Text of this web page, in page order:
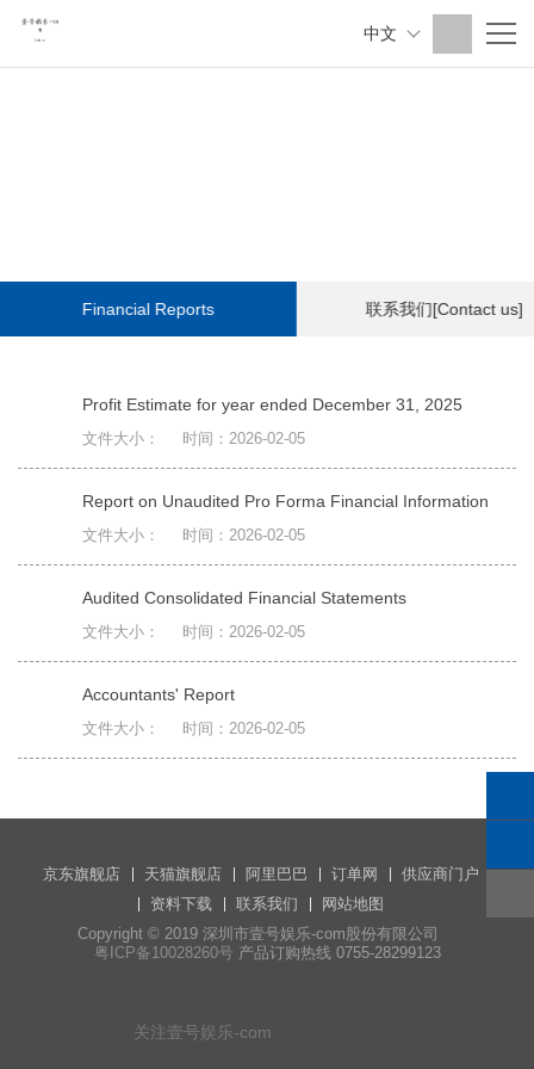
中文
Financial Reports 联系我们[Contact us]
Profit Estimate for year ended December 31, 2025
文件大小： 时间：2026-02-05
Report on Unaudited Pro Forma Financial Information
文件大小： 时间：2026-02-05
Audited Consolidated Financial Statements
文件大小： 时间：2026-02-05
Accountants' Report
文件大小： 时间：2026-02-05
京东旗舰店 天猫旗舰店 阿里巴巴 订单网
供应商门户
资料下载
联系我们
网站地图
Copyright © 2019 深圳市壹号娱乐-com股份有限公司
粤ICP备10028260号 产品订购热线 0755-28299123
关注壹号娱乐-com